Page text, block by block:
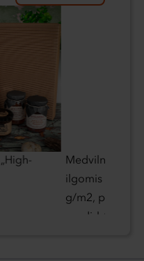
Medvilninis
ilgomis
g/m2,
perdirbtų